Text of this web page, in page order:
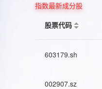
指数最新成分股
股票代码
603179.sh
002907.sz